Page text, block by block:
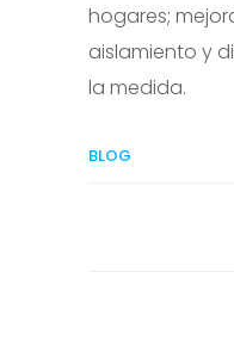
hogares;
aislamiento y
la medida.
BLOG